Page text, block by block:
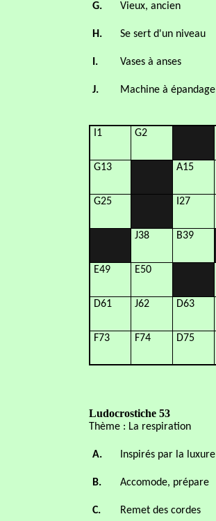
G.
Vieux, ancien
H.
Se sert d'un niveau
I.
Vases à anses
J.
Machine à épandage
I1 G2
G13 A15
G25 I27
J38 B39
E49 E50
D61 J62 D63
F73 F74 D75
Ludocrostiche 53
Thème : La respiration
A. Inspirés par la luxure
B.
Accomode, prépare
C.
Remet des cordes